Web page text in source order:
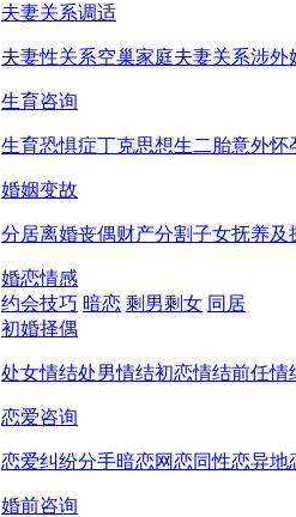
夫妻关系调适
夫妻性关系空巢家庭夫妻关系涉外
生育咨询
生育恐惧症丁克思想生二胎意外怀
婚姻变故
分居离婚丧偶财产分割子女抚养及
婚恋情感
约会技巧 暗恋 剩男剩女 同居
初婚择偶
处女情结处男情结初恋情结前任情
恋爱咨询
恋爱纠纷分手暗恋网恋同性恋异地
婚前咨询